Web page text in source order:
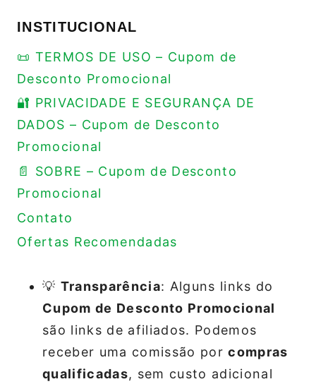
INSTITUCIONAL
📜 TERMOS DE USO – Cupom de
Desconto Promocional
🔐 PRIVACIDADE E SEGURANÇA DE
DADOS – Cupom de Desconto
Promocional
📄 SOBRE – Cupom de Desconto
Promocional
Contato
Ofertas Recomendadas
💡 Transparência: Alguns links do
Cupom de Desconto Promocional
são links de afiliados. Podemos
receber uma comissão porcompras
qualificadas, sem custo adicional